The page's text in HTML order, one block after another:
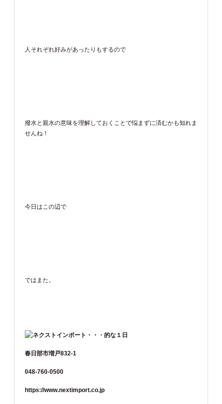
人それぞれ好みがあったりもするので
撥水と親水の意味を理解しておくことで悩まずに済むかも知れま
せんね！
今日はこの辺で
ではまた。
春日部市増戸832-1
048-760-0500
https://www.nextimport.co.jp